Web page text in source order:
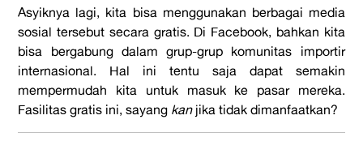
Asyiknya lagi, kita bisa menggunakan berbagai media
sosial tersebut secara gratis. Di Facebook, bahkan kita
bisa bergabung dalam grup-grup komunitas importir
internasional. Hal ini tentu saja dapat semakin
mempermudah kita untuk masuk ke pasar mereka.
Fasilitas gratis ini, sayang kanjika tidak dimanfaatkan?